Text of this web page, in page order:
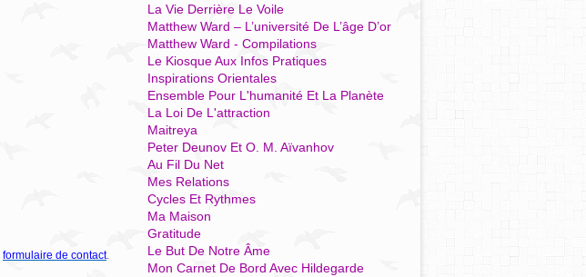
formulaire de contact.
La Vie Derrière Le Voile
Matthew Ward – L’université De L’âge D’or
Matthew Ward - Compilations
Le Kiosque Aux Infos Pratiques
Inspirations Orientales
Ensemble Pour L'humanité Et La Planète
La Loi De L'attraction
Maitreya
Peter Deunov Et O. M. Aïvanhov
Au Fil Du Net
Mes Relations
Cycles Et Rythmes
Ma Maison
Gratitude
Le But De Notre Âme
Mon Carnet De Bord Avec Hildegarde